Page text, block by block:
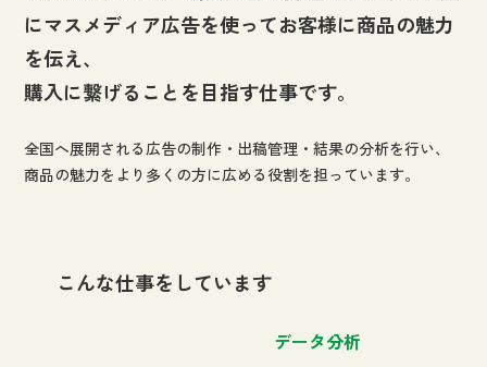
にマスメディア広告を使ってお客様に商品の魅力
を伝え、
購入に繋げることを目指す仕事です。
全国へ展開される広告の制作・出稿管理・結果の分析を行い、
商品の魅力をより多くの方に広める役割を担っています。
こんな仕事をしています
データ分析